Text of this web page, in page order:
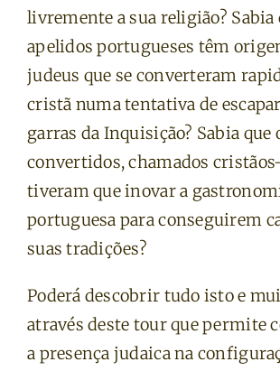
livremente a sua religião? Sabia
apelidos portugueses têm
judeus que se converteram
cristã numa tentativa de
garras da Inquisição? Sabia que
convertidos, chamados
tiveram que inovar a
portuguesa para conseguirem
suas tradições?
Poderá descobrir tudo isto e
através deste tour que permite
a presença judaica na